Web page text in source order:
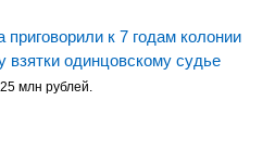
приговорили к 7 годам колонии
взятки одинцовскому судье
млн рублей.